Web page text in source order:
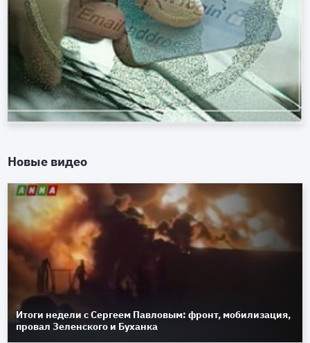
Новые видео
Итоги недели с Сергеем Павловым: фронт, мобилизация,
провал Зеленского и Буханка